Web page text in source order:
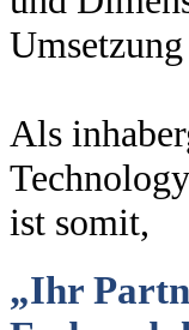
Als
ist somit,
„Ihr